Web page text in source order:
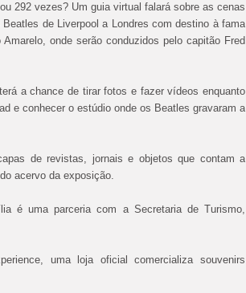
292 vezes? Um guia virtual falará sobre as cenas
de Liverpool a Londres com destino à fama
onde serão conduzidos pelo capitão Fred
a chance de tirar fotos e fazer vídeos enquanto
e conhecer o estúdio onde os Beatles gravaram a
de revistas, jornais e objetos que contam a
acervo da exposição.
é uma parceria com a Secretaria de Turismo,
uma loja oficial comercializa souvenirs